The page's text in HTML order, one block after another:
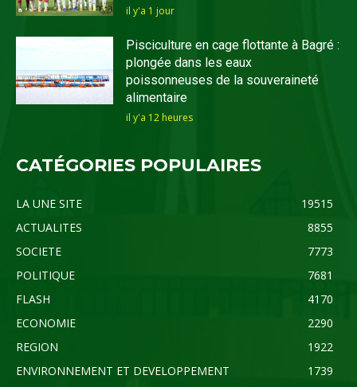
il y'a 1 jour
Pisciculture en cage flottante à Bagré :
plongée dans les eaux
poissonneuses de la souveraineté
alimentaire
il y'a 12 heures
CATÉGORIES POPULAIRES
LA UNE SITE
19515
ACTUALITES
8855
SOCIETE
7773
POLITIQUE
7681
FLASH
4170
ECONOMIE
2290
REGION
1922
ENVIRONNEMENT ET DEVELOPPEMENT
1739